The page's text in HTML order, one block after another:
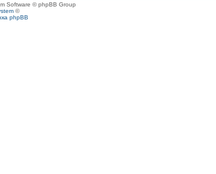
Software © phpBB Group
©
phpBB